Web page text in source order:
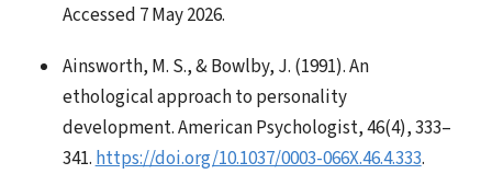
Accessed 7 May 2026.
Ainsworth, M. S., & Bowlby, J. (1991). An
ethological approach to personality
development. American Psychologist, 46(4), 333–
341.https://doi.org/10.1037/0003-066X.46.4.333.